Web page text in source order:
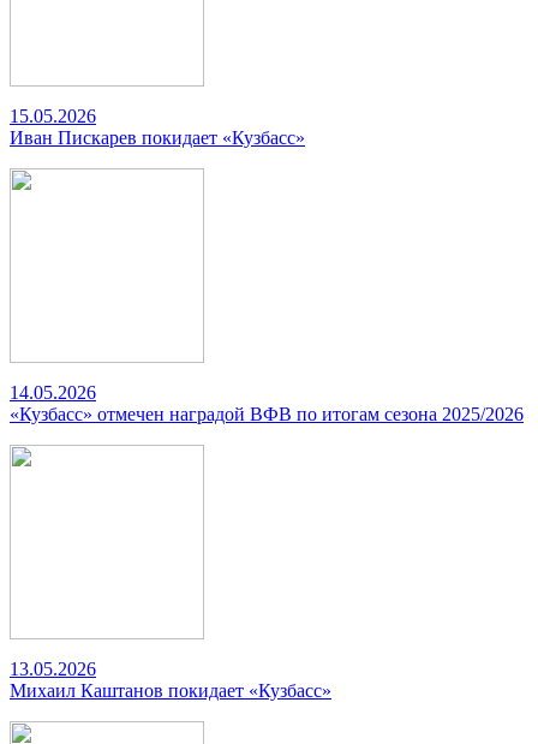
15.05.2026
Иван Пискарев покидает «Кузбасс»
14.05.2026
«Кузбасс» отмечен наградой ВФВ по итогам сезона 2025/2026
13.05.2026
Михаил Каштанов покидает «Кузбасс»